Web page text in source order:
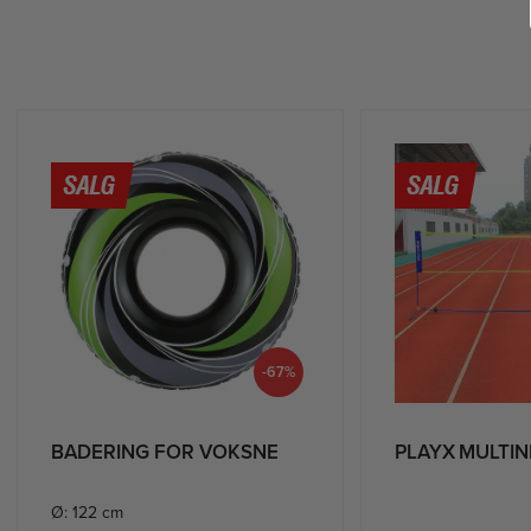
-67%
BADERING FOR VOKSNE
Ø: 122 cm
PLAYX